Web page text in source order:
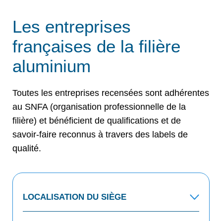
Les entreprises
françaises de la filière
aluminium
Toutes les entreprises recensées sont adhérentes
au SNFA (organisation professionnelle de la
filière) et bénéficient de qualifications et de
savoir-faire reconnus à travers des labels de
qualité.